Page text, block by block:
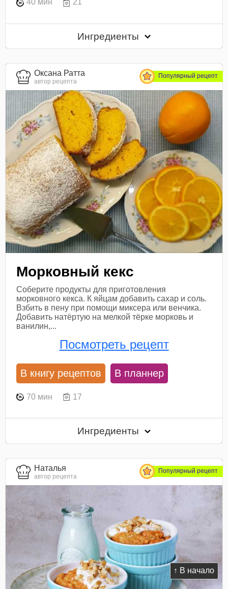
↑ В начало
40 мин 21
Ингредиенты
Оксана Ратта
автор рецепта
Популярный рецепт
Морковный кекс
Соберите продукты для приготовления
морковного кекса. К яйцам добавить сахар и соль.
Взбить в пену при помощи миксера или венчика.
Добавить натёртую на мелкой тёрке морковь и
ванилин,...
Посмотреть рецепт
В книгу рецептов В планнер
70 мин 17
Ингредиенты
Наталья
автор рецепта
Популярный рецепт